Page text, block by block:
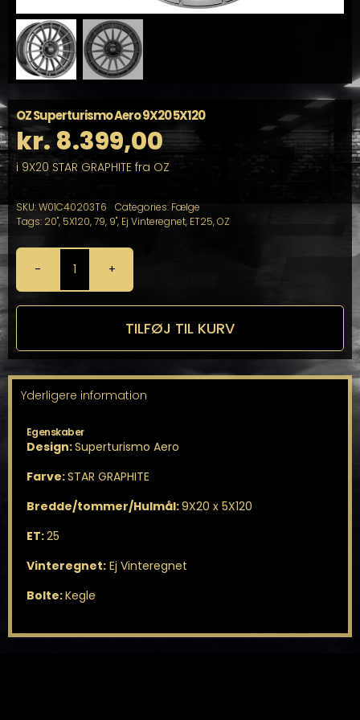
OZ Superturismo Aero 9X20 5X120
kr.8.399,00
i 9X20 STAR GRAPHITE fra OZ
SKU:W01C40203T6 Categories: Fælge
Tags: 20", 5X120,79, 9", Ej Vinteregnet, ET25,OZ
OZ
Superturismo
Aero
antal
TILFØJ TIL KURV
Yderligere information
Egenskaber
Design:Superturismo Aero
Farve:STAR GRAPHITE
Bredde/tommer/Hulmål:9X20 x 5X120
ET:25
Vinteregnet:Ej Vinteregnet
Bolte:Kegle